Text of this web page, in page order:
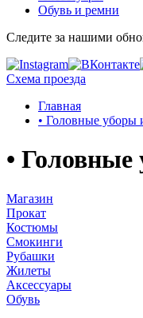
Обувь и ремни
Следите за нашими
Схема проезда
Главная
• Головные уборы
•
Магазин
Прокат
Костюмы
Смокинги
Рубашки
Жилеты
Аксессуары
Обувь